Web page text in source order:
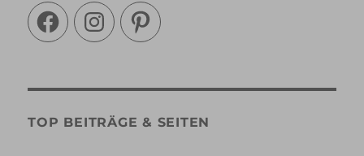
FacebookInstagramPinterest
TOP BEITRÄGE & SEITEN